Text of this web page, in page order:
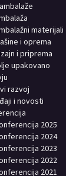
materijali
i oprema
i priprema
upakovano
razvoj
i novosti
2025
2024
2023
2022
2021